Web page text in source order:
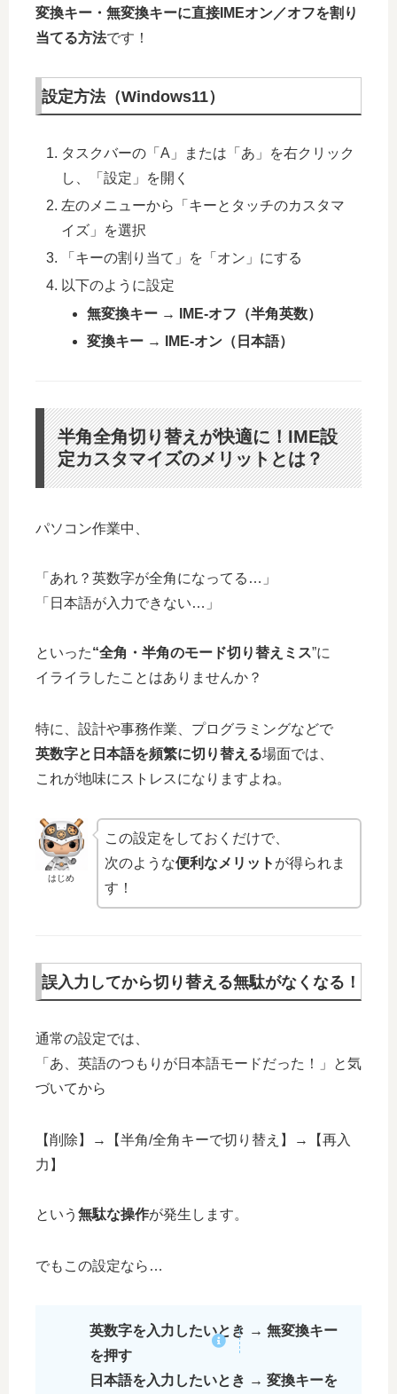
変換キー・無変換キーに直接IMEオン／オフを割り
当てる方法です！
設定方法（Windows11）
タスクバーの「A」または「あ」を右クリック
し、「設定」を開く
左のメニューから「キーとタッチのカスタマ
イズ」を選択
「キーの割り当て」を「オン」にする
以下のように設定
無変換キー → IME-オフ（半角英数）
変換キー → IME-オン（日本語）
半角全角切り替えが快適に！IME設
定カスタマイズのメリットとは？
パソコン作業中、
「あれ？英数字が全角になってる…」
「日本語が入力できない…」
といった“全角・半角のモード切り替えミス”に
イライラしたことはありませんか？
特に、設計や事務作業、プログラミングなどで
英数字と日本語を頻繁に切り替える場面では、
これが地味にストレスになりますよね。
はじめ
この設定をしておくだけで、
次のような便利なメリット が得られま
す！
誤入力してから切り替える無駄がなくなる！
通常の設定では、
「あ、英語のつもりが日本語モードだった！」と気
づいてから
【削除】→【半角/全角キーで切り替え】→【再入
力】
という 無駄な操作が発生します。
でもこの設定なら…
英数字を入力したいとき → 無変換キー
を押す
日本語を入力したいとき → 変換キーを